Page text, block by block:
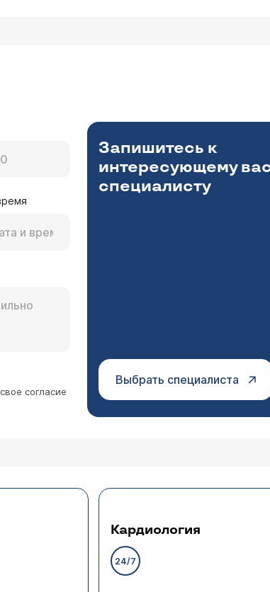
согласие
Запишитесь к
интересующему
специалисту
Выбрать специалиста
Кардиология
24/7